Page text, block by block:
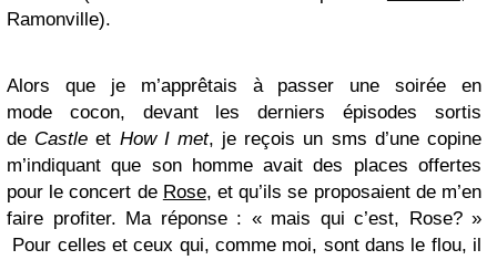
Ramonville).
Alors que je m’apprêtais à passer une soirée en
mode cocon, devant les derniers épisodes sortis
de Castle et How I met, je reçois un sms d’une copine
m’indiquant que son homme avait des places offertes
pour le concert de Rose, et qu’ils se proposaient de m’en
faire profiter. Ma réponse : « mais qui c’est, Rose? »
Pour celles et ceux qui, comme moi, sont dans le flou, il